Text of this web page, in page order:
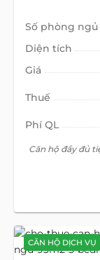
Số phòng ngủ
Diện tích
Giá
Thuế
Phí QL
Căn hộ đầy đủ
CĂN HỘ DỊCH VỤ